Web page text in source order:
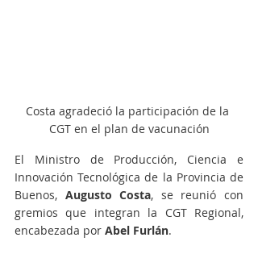
Costa agradeció la participación de la
CGT en el plan de vacunación
El Ministro de Producción, Ciencia e
Innovación Tecnológica de la Provincia de
Buenos, Augusto Costa, se reunió con
gremios que integran la CGT Regional,
encabezada por Abel Furlán.